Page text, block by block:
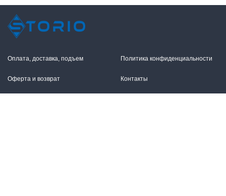
Оплата, доставка, подъем
Оферта и возврат
Политика конфиденциальности
Контакты